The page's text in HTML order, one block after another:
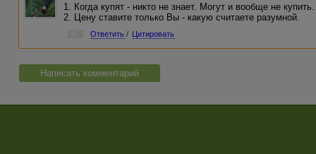
1. Когда купят - никто не знает. Могут и вообще не купить.
2. Цену ставите только Вы - какую считаете разумной.
Ответить / Цитировать
Написать комментарий